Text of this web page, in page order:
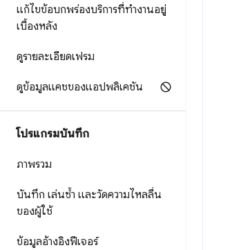
แก้ไขข้อบกพร่องบริการที่ทำงานอยู่
เบื้องหลัง
ดูรายละเอียดเฟรม
ดูข้อมูลแคชของแอปพลิเคชัน
โปรแกรมบันทึก
ภาพรวม
บันทึก เล่นซ้ำ และวัดความไหลลื่น
ของผู้ใช้
ข้อมูลอ้างอิงฟีเจอร์